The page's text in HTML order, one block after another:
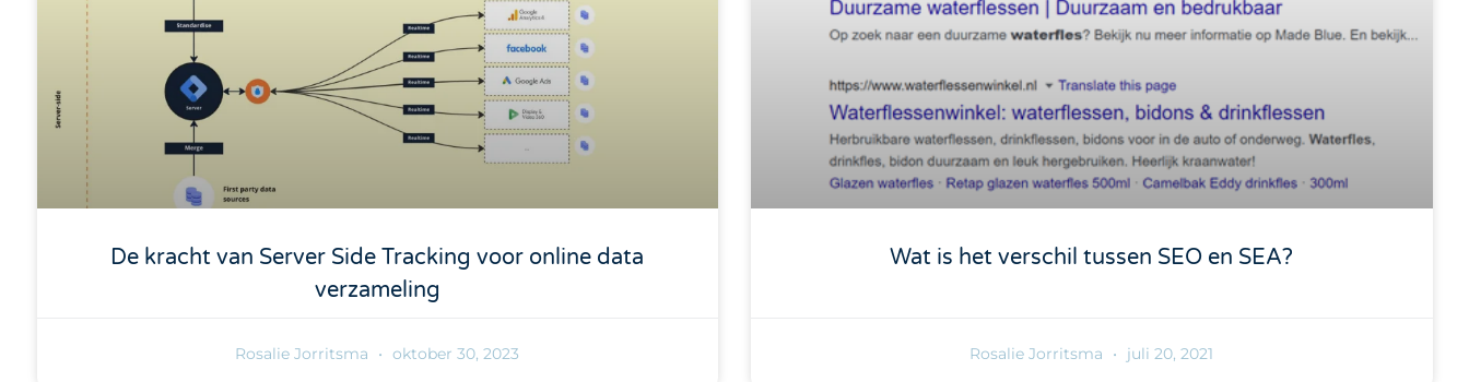
De kracht van Server Side Tracking voor online data
verzameling
Rosalie Jorritsma oktober 30, 2023
Wat is het verschil tussen SEO en SEA?
Rosalie Jorritsma juli 20, 2021